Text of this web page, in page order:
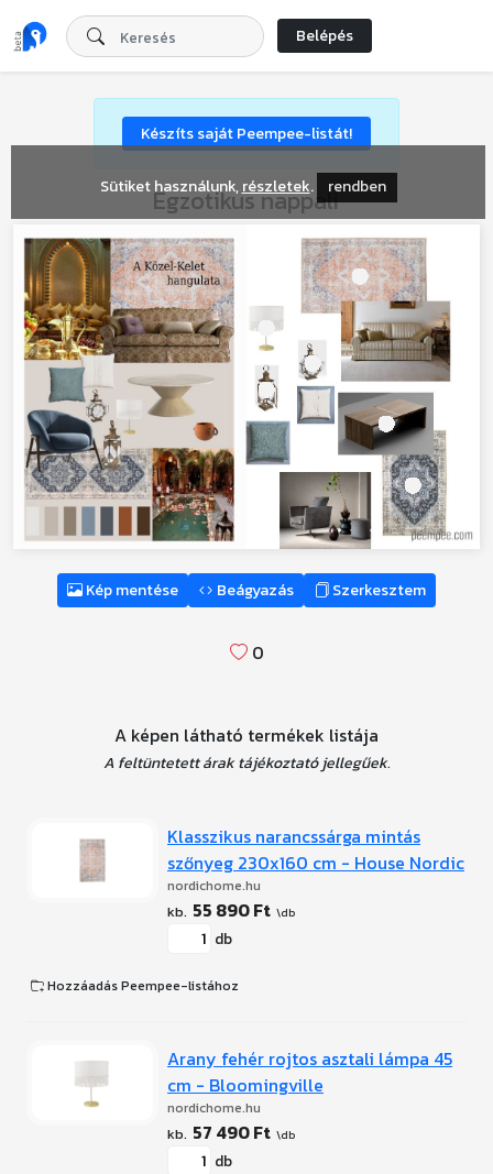
Sütiket használunk,részletek. rendben
Belépés
Készíts saját Peempee-listát!
Egzotikus nappali
Kép mentése Beágyazás Szerkesztem
0
A képen látható termékek listája
A feltüntetett árak tájékoztató jellegűek.
Klasszikus narancssárga mintás
szőnyeg 230x160 cm - House Nordic
nordichome.hu
55 890 Ft
db
Hozzáadás Peempee-listához
Arany fehér rojtos asztali lámpa 45
cm - Bloomingville
nordichome.hu
57 490 Ft
db